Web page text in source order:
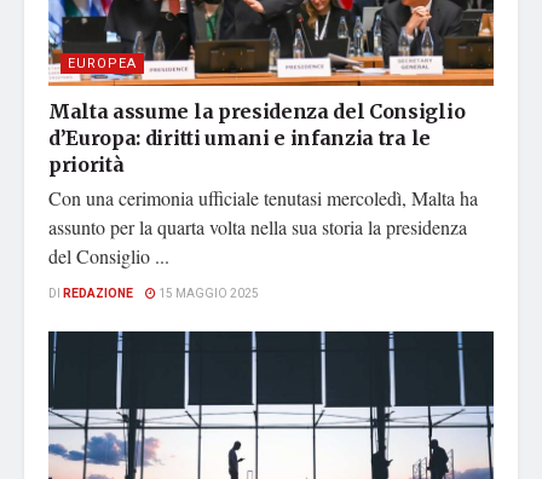
EUROPEA
Malta assume la presidenza del Consiglio
d’Europa: diritti umani e infanzia tra le
priorità
Con una cerimonia ufficiale tenutasi mercoledì, Malta ha
assunto per la quarta volta nella sua storia la presidenza
del Consiglio ...
DI REDAZIONE 15 MAGGIO 2025